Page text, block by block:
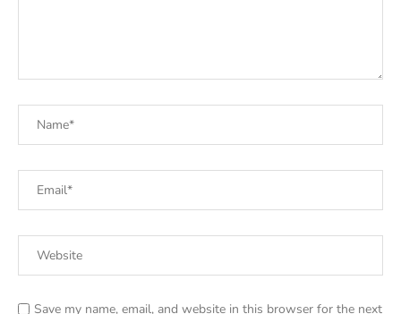
Save my name, email, and website in this browser for the next